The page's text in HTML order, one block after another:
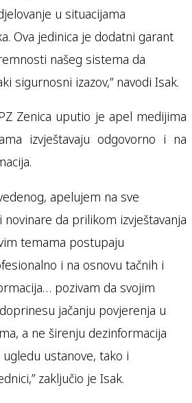
u situacijama
Ova jedinica je dodatni garant
našeg sistema da
sigurnosni izazov,” navodi Isak.
Zenica uputio je apel medijima
izvještavaju odgovorno i na
apelujem na sve
da prilikom izvještavanja
temama postupaju
i na osnovu tačnih i
pozivam da svojim
jačanju povjerenja u
a ne širenju dezinformacija
ustanove, tako i
zaključio je Isak.